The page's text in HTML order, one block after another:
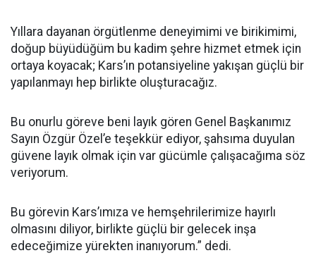
Yıllara dayanan örgütlenme deneyimimi ve birikimimi,
doğup büyüdüğüm bu kadim şehre hizmet etmek için
ortaya koyacak; Kars’ın potansiyeline yakışan güçlü bir
yapılanmayı hep birlikte oluşturacağız.
Bu onurlu göreve beni layık gören Genel Başkanımız
Sayın Özgür Özel’e teşekkür ediyor, şahsıma duyulan
güvene layık olmak için var gücümle çalışacağıma söz
veriyorum.
Bu görevin Kars’ımıza ve hemşehrilerimize hayırlı
olmasını diliyor, birlikte güçlü bir gelecek inşa
edeceğimize yürekten inanıyorum.” dedi.